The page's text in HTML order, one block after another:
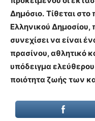
Δημόσιο. Τίθεται
Ελληνικού
συνεχίσει να είναι
πρασίνου, αθλητικό
υπόδειγμα
ποιότητα ζωής των